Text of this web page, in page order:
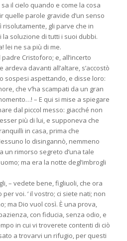
il cielo quando e come la cosa
quelle parole gravide d’un senso
gli parve che in
soluzione di tutti i suoi dubbi.
lei ne sa più di me.
Cristoforo; e, all’incerto
davanti all’altare, s’accostò
sospesi aspettando, e disse loro:
che v’ha scampati da un gran
– E qui si mise a spiegare
dal piccol messo: giacché non
più di lui, e supponeva che
in casa, prima che
lo disingannò, nemmeno
un rimorso segreto d’una tale
ma era la notte degl’imbrogli
– vedete bene, figliuoli, che ora
voi. ‘ il vostro; ci siete nati; non
ma Dio vuol così. È una prova,
con fiducia, senza odio, e
in cui vi troverete contenti di ciò
a trovarvi un rifugio, per questi